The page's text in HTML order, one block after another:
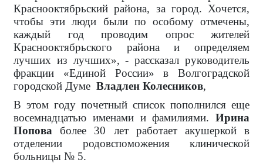
Краснооктябрьский района, за город. Хочется,
чтобы эти люди были по особому отмечены,
каждый год проводим опрос жителей
Краснооктябрьского района и определяем
лучших из лучших», - рассказал руководитель
фракции «Единой России» в Волгоградской
городской Думе Владлен Колесников,
В этом году почетный список пополнился еще
восемнадцатью именами и фамилиями. Ирина
Попова более 30 лет работает акушеркой в
отделении родовспоможения клинической
больницы № 5.